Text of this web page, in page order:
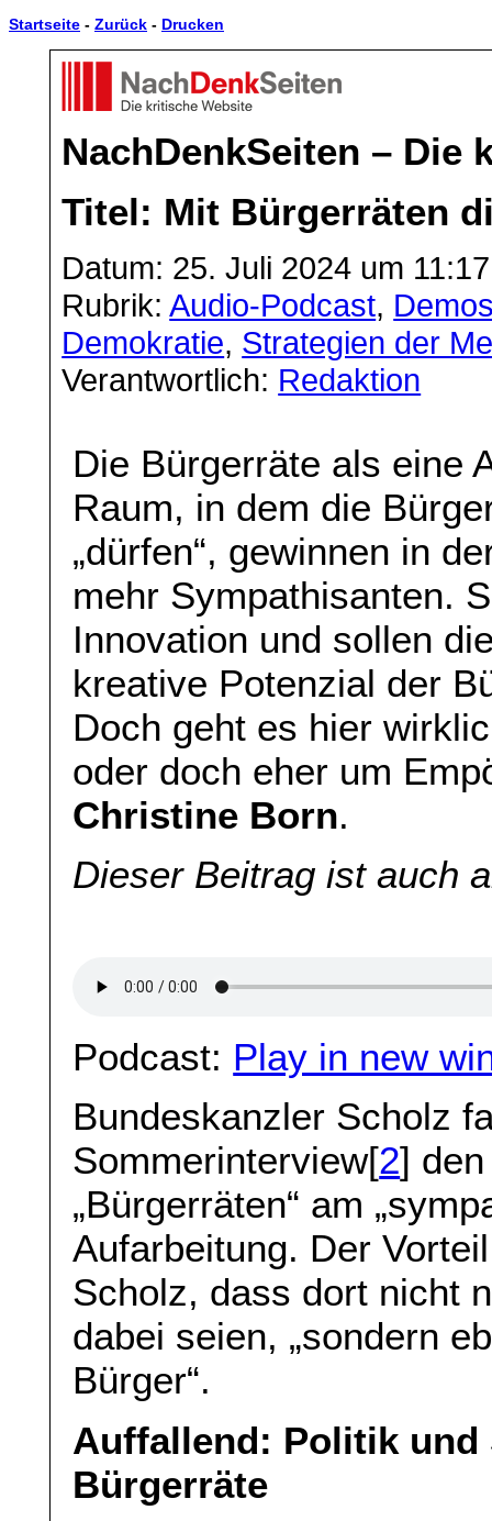
Startseite - Zurück - Drucken
NachDenkSeiten – Die
Titel: Mit Bürgerräten
Datum: 25. Juli 2024 um
Rubrik:Audio-Podcast,
Demokratie, Strategien der
Verantwortlich: Redaktion
Die Bürgerräte als eine
Raum, in dem die
„dürfen“, gewinnen in
mehr Sympathisanten.
Innovation und sollen
kreative Potenzial der
Doch geht es hier
oder doch eher um
Christine Born.
Dieser Beitrag ist auch
Podcast: Play in new
Bundeskanzler Scholz
Sommerinterview[2]
„Bürgerräten“ am
Aufarbeitung. Der
Scholz, dass dort nicht
dabei seien, „sondern
Bürger“.
Auffallend: Politik und
Bürgerräte